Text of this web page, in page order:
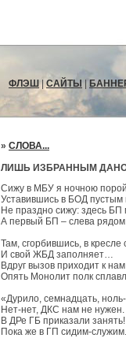
ФЛЭШ| САЙТЫ |
» СЛОВА...
ЛИШЬ ИЗБРАННЫМ ДАНО
Сижу в МБУ я ночною
Уставившись в БОД пустым
Не праздно сижу: здесь БП
А первый БП – слева
Там, сгорбившись, в кресле
И свой ЖБД заполняет…
Вдруг вызов приходит к
Опять Монолит полк
«Дурило, семнадцать,
Нет-нет, ДКС нам не нужен.
В ДРе ГБ приказали занять!
Пока же в ГП сидим-служим.